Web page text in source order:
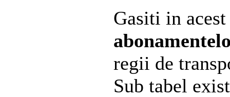
Gasiti in
regii de
Sub tabel